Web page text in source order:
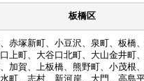
板橋区
赤塚新町、小豆沢、泉町、板橋
上町、大谷口北町、大山金井町
加賀、上板橋、熊野町、小茂根
町、志村、新河岸、大門、高島